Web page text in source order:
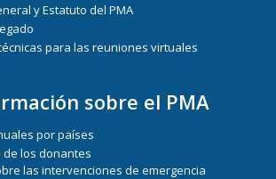
y Estatuto del PMA
para las reuniones virtuales
sobre el PMA
por países
los donantes
las intervenciones de emergencia